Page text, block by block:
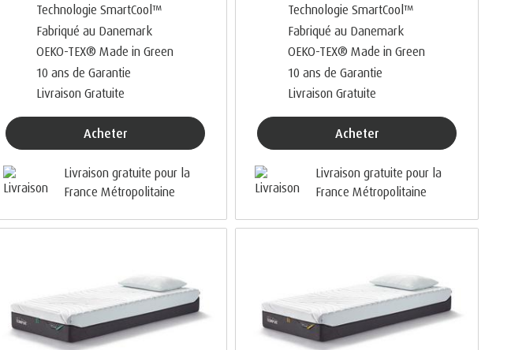
Technologie SmartCool™
Fabriqué au Danemark
OEKO-TEX® Made in Green
10 ans de Garantie
Livraison Gratuite
Acheter
Livraison gratuite pour la
France Métropolitaine
Technologie SmartCool™
Fabriqué au Danemark
OEKO-TEX® Made in Green
10 ans de Garantie
Livraison Gratuite
Acheter
Livraison gratuite pour la
France Métropolitaine